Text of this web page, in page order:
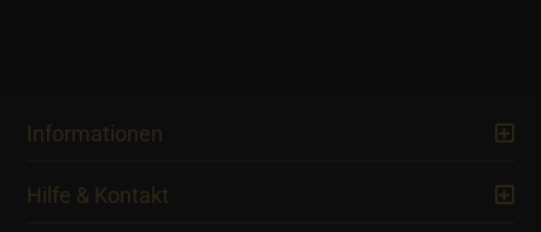
Informationen
Hilfe & Kontakt